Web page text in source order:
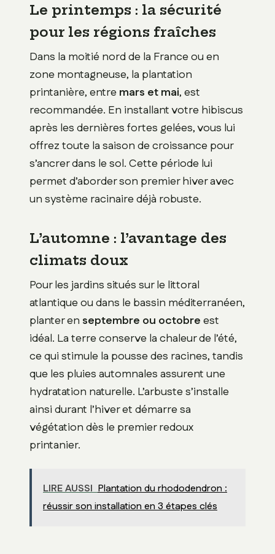
Le printemps : la sécurité
pour les régions fraîches
Dans la moitié nord de la France ou en
zone montagneuse, la plantation
printanière, entremars et mai, est
recommandée. En installant votre hibiscus
après les dernières fortes gelées, vous lui
offrez toute la saison de croissance pour
s’ancrer dans le sol. Cette période lui
permet d’aborder son premier hiver avec
un système racinaire déjà robuste.
L’automne : l’avantage des
climats doux
Pour les jardins situés sur le littoral
atlantique ou dans le bassin méditerranéen,
planter en septembre ou octobreest
idéal. La terre conserve la chaleur de l’été,
ce qui stimule la pousse des racines, tandis
que les pluies automnales assurent une
hydratation naturelle. L’arbuste s’installe
ainsi durant l’hiver et démarre sa
végétation dès le premier redoux
printanier.
LIRE AUSSI Plantation du rhododendron :
réussir son installation en 3 étapes clés